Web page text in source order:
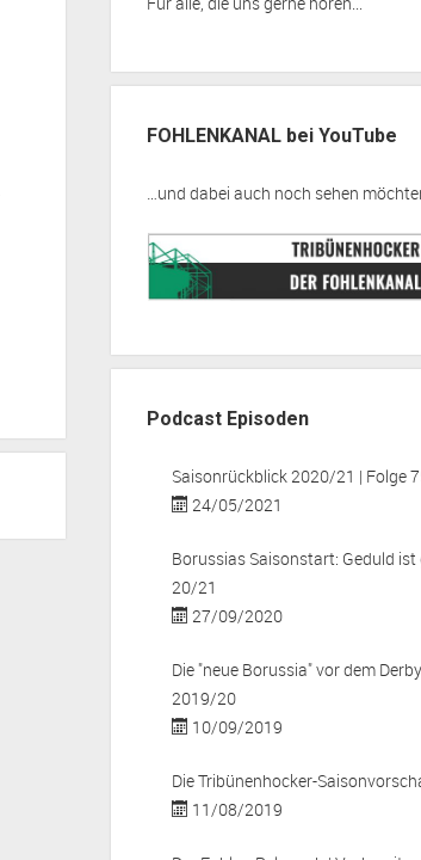
FOHLENKANAL bei YouTube
…und dabei auch noch sehen
Podcast Episoden
Saisonrückblick 2020/21 | Folge
24/05/2021
Borussias Saisonstart: Geduld
20/21
27/09/2020
Die "neue Borussia" vor dem
2019/20
10/09/2019
Die Tribünenhocker-
11/08/2019